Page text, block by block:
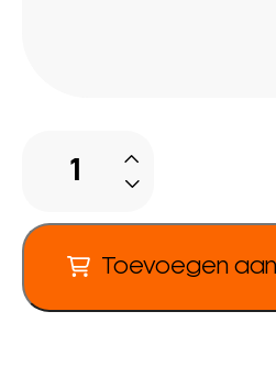
bedden
aantal
Toevoegen